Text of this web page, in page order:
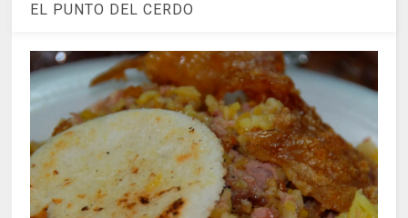
EL PUNTO DEL CERDO